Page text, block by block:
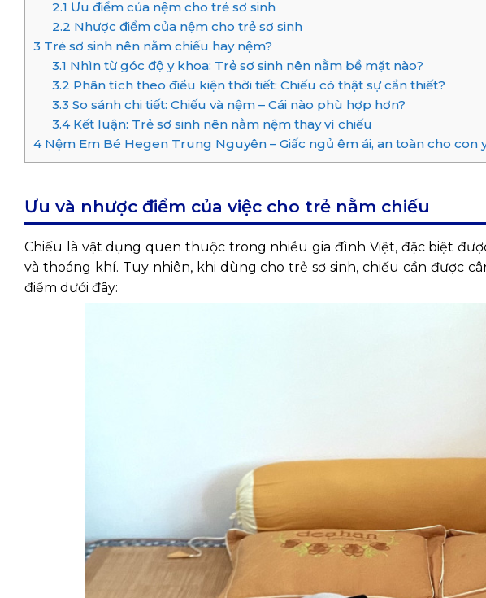
2.1 Ưu điểm của nệm cho trẻ sơ sinh
2.2 Nhược điểm của nệm cho trẻ sơ sinh
3 Trẻ sơ sinh nên nằm chiếu hay nệm?
3.1 Nhìn từ góc độ y khoa: Trẻ sơ sinh nên nằm bề mặt nào?
3.2 Phân tích theo điều kiện thời tiết: Chiếu có thật sự cần thiết?
3.3 So sánh chi tiết: Chiếu và nệm – Cái nào phù hợp hơn?
3.4Kết luận: Trẻ sơ sinh nên nằm nệm thay vì chiếu
4Nệm Em Bé Hegen Trung Nguyên – Giấc ngủ êm ái, an toàn cho con
Ưu và nhược điểm của việc cho trẻ nằm chiếu
Chiếu là vật dụng quen thuộc trong nhiều gia đình Việt, đặc biệt
và thoáng khí. Tuy nhiên, khi dùng cho trẻ sơ sinh, chiếu cần được
điểm dưới đây: